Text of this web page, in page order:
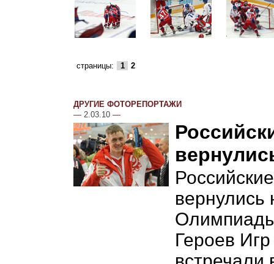
страницы: 1 2
ДРУГИЕ ФОТОРЕПОРТАЖИ
—2.03.10 —
вернулись
Героев